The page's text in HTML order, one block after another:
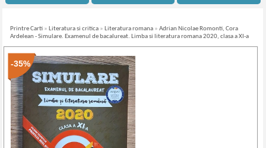
Printre Carti » Literatura si critica » Literatura romana »Adrian Nicolae Romonti, Cora
Ardelean - Simulare. Examenul de bacalureat. Limba si literatura romana 2020, clasa a XI-a
-35%